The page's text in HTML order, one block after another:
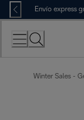
Skip
to
Content
Envío express
Winter Sales -